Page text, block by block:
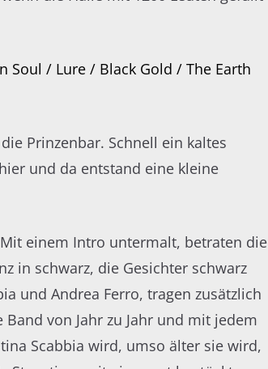
Soul / Lure / Black Gold / The Earth
Prinzenbar. Schnell ein kaltes
und da entstand eine kleine
einem Intro untermalt, betraten die
in schwarz, die Gesichter schwarz
und Andrea Ferro, tragen zusätzlich
von Jahr zu Jahr und mit jedem
Scabbia wird, umso älter sie wird,